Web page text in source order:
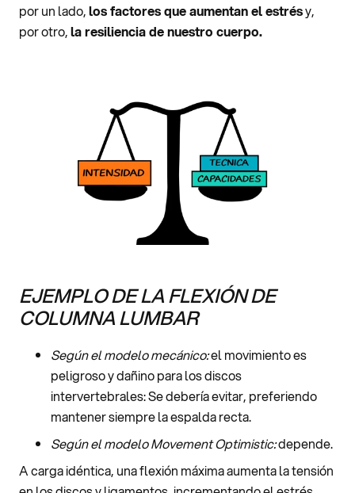
por un lado,los factores que aumentan el estrésy,
por otro,la resiliencia de nuestro cuerpo.
EJEMPLO DE LA FLEXIÓN DE
COLUMNA LUMBAR
Según el modelo mecánico:el movimiento es
peligroso y dañino para los discos
intervertebrales: Se debería evitar, preferiendo
mantener siempre la espalda recta.
Según el modelo Movement Optimistic:depende.
A carga idéntica, una flexión máxima aumenta la tensión